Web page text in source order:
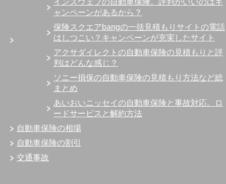
ャンペーンがあるから？
保険スクエアbangの一括見積もりサイトの電話
はしつこい？キャンペーンが充実したサイト
アクサダイレクトの自動車保険の見積もりと評
判はどんな感じ？
ソニー損保の自動車保険の見積もり方法など総
まとめ
あいおいニッセイの自動車保険と事故対応。ロ
ードサービスと解約方法
自動車保険の相場
自動車保険の割引
交通事故